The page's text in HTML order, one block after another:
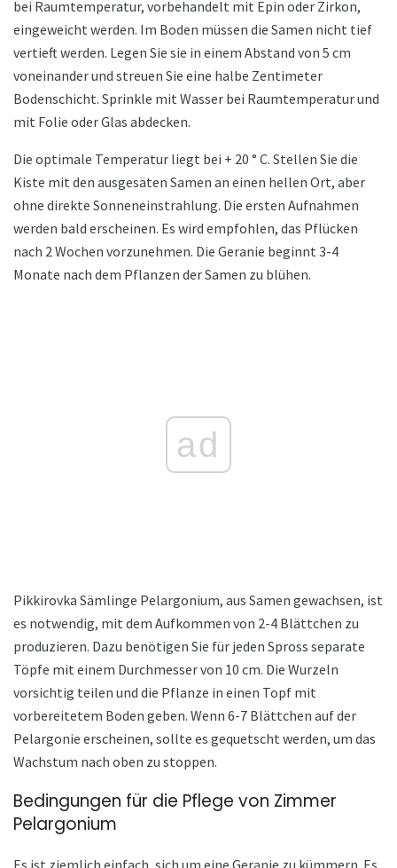
bei Raumtemperatur, vorbehandelt mit Epin oder Zirkon,
eingeweicht werden. Im Boden müssen die Samen nicht tief
vertieft werden. Legen Sie sie in einem Abstand von 5 cm
voneinander und streuen Sie eine halbe Zentimeter
Bodenschicht. Sprinkle mit Wasser bei Raumtemperatur und
mit Folie oder Glas abdecken.
Die optimale Temperatur liegt bei + 20 ° C. Stellen Sie die
Kiste mit den ausgesäten Samen an einen hellen Ort, aber
ohne direkte Sonneneinstrahlung. Die ersten Aufnahmen
werden bald erscheinen. Es wird empfohlen, das Pflücken
nach 2 Wochen vorzunehmen. Die Geranie beginnt 3-4
Monate nach dem Pflanzen der Samen zu blühen.
ad
Pikkirovka Sämlinge Pelargonium, aus Samen gewachsen, ist
es notwendig, mit dem Aufkommen von 2-4 Blättchen zu
produzieren. Dazu benötigen Sie für jeden Spross separate
Töpfe mit einem Durchmesser von 10 cm. Die Wurzeln
vorsichtig teilen und die Pflanze in einen Topf mit
vorbereitetem Boden geben. Wenn 6-7 Blättchen auf der
Pelargonie erscheinen, sollte es gequetscht werden, um das
Wachstum nach oben zu stoppen.
Bedingungen für die Pflege von Zimmer
Pelargonium
Es ist ziemlich einfach, sich um eine Geranie zu kümmern. Es